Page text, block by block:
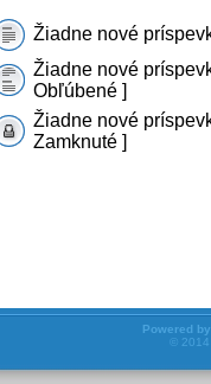
Žiadne nové
Žiadne nové
Obľúbené ]
Žiadne nové
Zamknuté ]
Powered by
©